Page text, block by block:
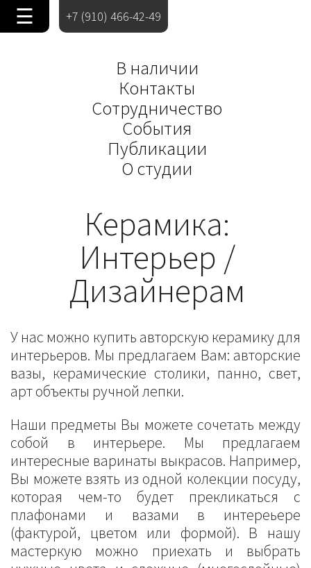
☰ +7 (910) 466-42-49
В наличии
Контакты
Сотрудничество
События
Публикации
О студии
Керамика:
Интерьер /
Дизайнерам
У нас можно купить авторскую керамику для
интерьеров. Мы предлагаем Вам: авторские
вазы, керамические столики, панно, свет,
арт объекты ручной лепки.
Наши предметы Вы можете сочетать между
собой в интерьере. Мы предлагаем
интересные варинаты выкрасов. Например,
Вы можете взять из одной колекции посуду,
которая чем-то будет прекликаться с
плафонами и вазами в интереьере
(фактурой, цветом или формой). В нашу
мастеркую можно приехать и выбрать